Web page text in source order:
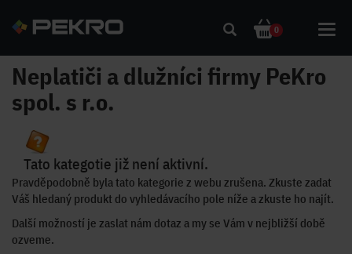
0
Neplatiči a dlužníci firmy PeKro
spol. s r.o.
Tato kategotie již není aktivní.
Pravděpodobně byla tato kategorie z webu zrušena. Zkuste zadat
Váš hledaný produkt do vyhledávacího pole níže a zkuste ho najít.
Další možností je zaslat nám dotaz a my se Vám v nejbližší době
ozveme.